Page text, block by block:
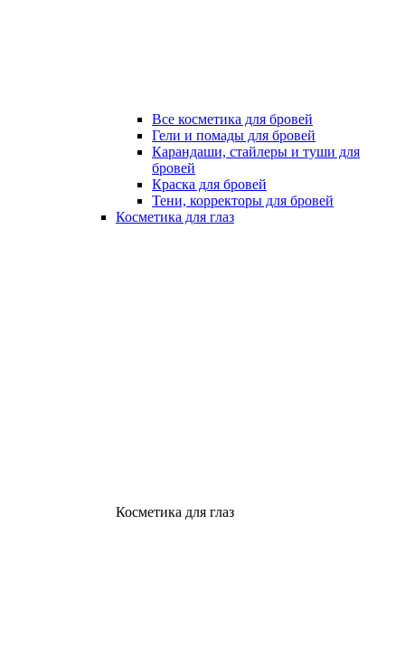
Все косметика для бровей
Гели и помады для бровей
Карандаши, стайлеры и туши для
бровей
Краска для бровей
Тени, корректоры для бровей
Косметика для глаз
Косметика для глаз